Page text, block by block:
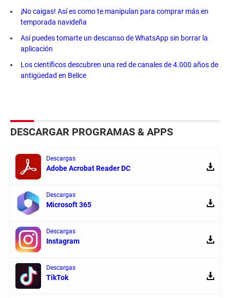
¡No caigas! Así es como te manipulan para comprar más en
temporada navideña
Así puedes tomarte un descanso de WhatsApp sin borrar la
aplicación
Los científicos descubren una red de canales de 4.000 años de
antigüedad en Belice
DESCARGAR PROGRAMAS & APPS
Descargas
Adobe Acrobat Reader DC
Descargas
Microsoft 365
Descargas
Instagram
Descargas
TikTok